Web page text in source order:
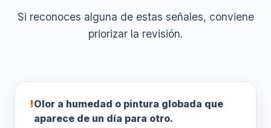
Si reconoces alguna de estas señales, conviene
priorizar la revisión.
!Olor a humedad o pintura globada que
aparece de un día para otro.